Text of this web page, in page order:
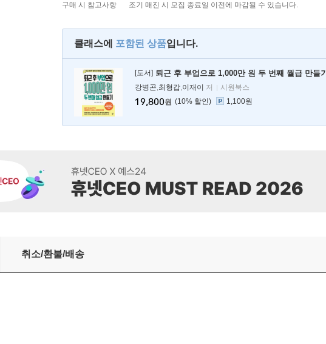
구매 시 참고사항 조기 매진 시 모집 종료일 이전에 마감될 수 있습니다.
클래스에 포함된 상품입니다.
[도서] 퇴근 후 부업으로 1,000만 원 두 번째 월급 만들기
강병곤,최형갑,이재이 저
시원북스
10%
19,800원 1,100원
』 최형갑, 이재이, 강병곤 온라인 특강
취소/환불/배송